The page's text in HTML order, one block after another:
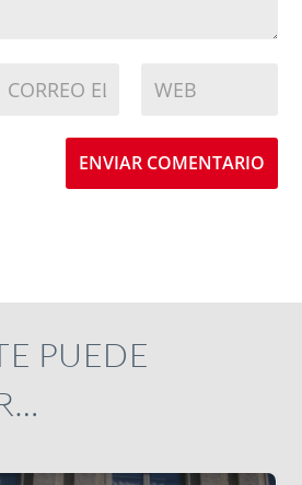
ENVIAR COMENTARIO
PUEDE